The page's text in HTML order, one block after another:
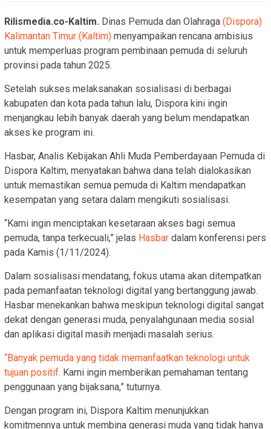
Rilismedia.co-Kaltim. Dinas Pemuda dan Olahraga (Dispora)
Kalimantan Timur (Kaltim) menyampaikan rencana ambisius
untuk memperluas program pembinaan pemuda di seluruh
provinsi pada tahun 2025.
Setelah sukses melaksanakan sosialisasi di berbagai
kabupaten dan kota pada tahun lalu, Dispora kini ingin
menjangkau lebih banyak daerah yang belum mendapatkan
akses ke program ini.
Hasbar, Analis Kebijakan Ahli Muda Pemberdayaan Pemuda di
Dispora Kaltim, menyatakan bahwa dana telah dialokasikan
untuk memastikan semua pemuda di Kaltim mendapatkan
kesempatan yang setara dalam mengikuti sosialisasi.
“Kami ingin menciptakan kesetaraan akses bagi semua
pemuda, tanpa terkecuali,” jelas Hasbar dalam konferensi pers
pada Kamis (1/11/2024).
Dalam sosialisasi mendatang, fokus utama akan ditempatkan
pada pemanfaatan teknologi digital yang bertanggung jawab.
Hasbar menekankan bahwa meskipun teknologi digital sangat
dekat dengan generasi muda, penyalahgunaan media sosial
dan aplikasi digital masih menjadi masalah serius.
“Banyak pemuda yang tidak memanfaatkan teknologi untuk
tujuan positif. Kami ingin memberikan pemahaman tentang
penggunaan yang bijaksana,” tuturnya.
Dengan program ini, Dispora Kaltim menunjukkan
komitmennya untuk membina generasi muda yang tidak hanya